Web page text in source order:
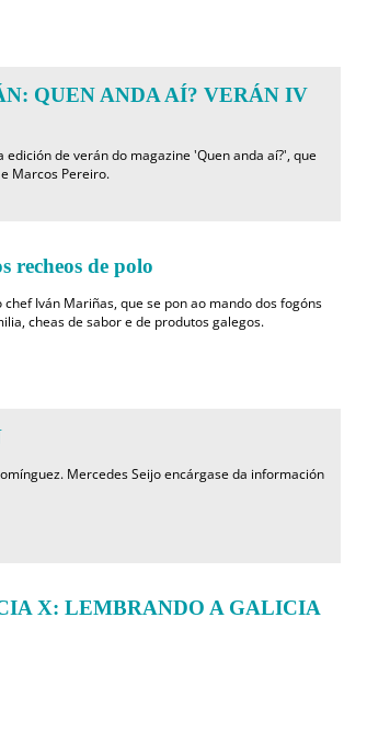
QUEN ANDA AÍ? VERÁN IV
de verán do magazine 'Quen anda aí?', que
Marcos Pereiro.
recheos de polo
Iván Mariñas, que se pon ao mando dos fogóns
cheas de sabor e de produtos galegos.
Mercedes Seijo encárgase da información
X: LEMBRANDO A GALICIA